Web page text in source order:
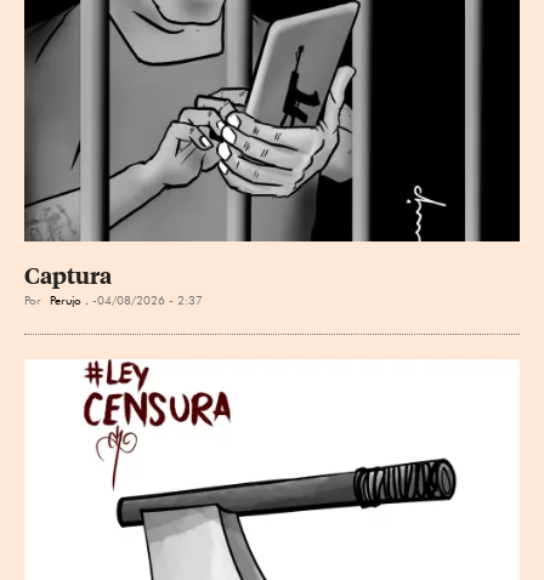
Captura
Por Perujo . 04/08/2026 - 2:37